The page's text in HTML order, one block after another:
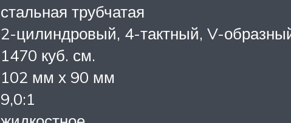
стальная трубчатая
2-цилиндровый, 4-тактный, V-
1470 куб. см.
102 мм х 90 мм
9,0:1